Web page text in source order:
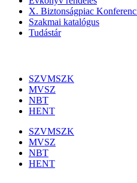
X. Biztonságpiac
Szakmai katalógus
Tudástár
SZVMSZK
MVSZ
NBT
HENT
SZVMSZK
MVSZ
NBT
HENT